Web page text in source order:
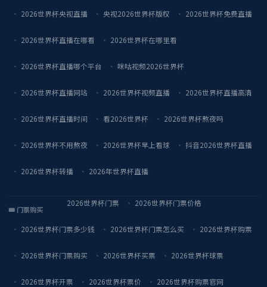
2026世界杯央视直播 央视2026世界杯版权 2026世界杯免费直播
2026世界杯直播在哪看 2026世界杯在哪里看
2026世界杯直播哪个平台 咪咕视频2026世界杯
2026世界杯直播网站 2026世界杯视频直播 2026世界杯直播高清
2026世界杯直播时间 看2026世界杯 2026世界杯熬夜吗
2026世界杯不用熬夜 2026世界杯早上看球 抖音2026世界杯直播
2026世界杯转播 2026年世界杯直播
🎟️ 门票购买
2026世界杯门票 2026世界杯门票价格
2026世界杯门票多少钱 2026世界杯门票怎么买 2026世界杯购票
2026世界杯门票购买 2026世界杯买票 2026世界杯球票
2026世界杯开票 2026世界杯票价 2026世界杯购票官网